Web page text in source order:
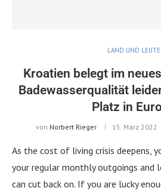
LAND UND LEUTE
Kroatien belegt im
Badewasserqualität
Platz in
von Norbert Rieger 15. März 2022
As the cost of living crisis deepens,
your regular monthly outgoings and
can cut back on. If you are lucky